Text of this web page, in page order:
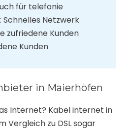
für telefonie
Schnelles Netzwerk
zufriedene Kunden
Kunden
in Maierhöfen
Internet? Kabel internet in
Vergleich zu DSL sogar